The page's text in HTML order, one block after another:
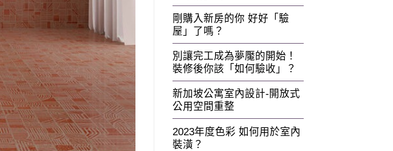
剛購入新房的你 好好「驗
屋」了嗎？
別讓完工成為夢魘的開始！
裝修後你該「如何驗收」？
新加坡公寓室內設計-開放式
公用空間重整
2023年度色彩 如何用於室內
裝潢？